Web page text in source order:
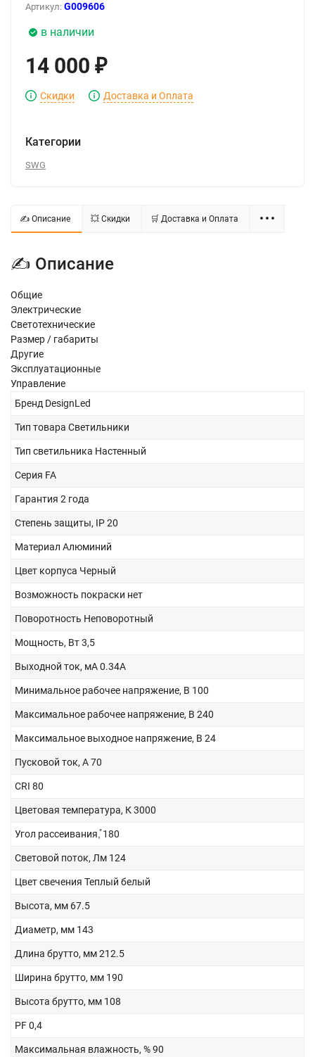
Артикул: G009606
в наличии
14 000 ₽
Скидки Доставка и Оплата
Категории
SWG
✍ Описание 💥 Скидки 🛒 Доставка и Оплата
✍ Описание
Общие
Электрические
Светотехнические
Размер / габариты
Другие
Эксплуатационные
Управление
Бренд DesignLed
Тип товара Светильники
Тип светильника Настенный
Серия FA
Гарантия 2 года
Степень защиты, IP20
Материал Алюминий
Цвет корпуса Черный
Возможность покраски нет
Поворотность Неповоротный
Мощность, Вт3,5
Выходной ток, мА0.34A
Минимальное рабочее напряжение, В 100
Максимальное рабочее напряжение, В 240
Максимальное выходное напряжение, В 24
Пусковой ток, А70
CRI 80
Цветовая температура, К3000
Угол рассеивания,̊180
Световой поток, Лм 124
Цвет свечения Теплый белый
Высота, мм 67.5
Диаметр, мм 143
Длина брутто, мм212.5
Ширина брутто, мм 190
Высота брутто, мм 108
PF0,4
Максимальная влажность, %90